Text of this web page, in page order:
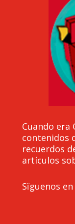
Cuando era
contenidos
recuerdos
artículos
Sïguenos